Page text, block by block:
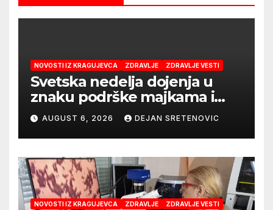
NOVOSTI IZ KRAGUJEVCA ZDRAVLJE ZDRAVLJE VESTI
Svetska nedelja dojenja u
znaku podrške majkama i
najboljeg početka života
AUGUST 6, 2026 DEJAN SRETENOVIC
NOVOSTI IZ KRAGUJEVCA ZDRAVLJE ZDRAVLJE VESTI